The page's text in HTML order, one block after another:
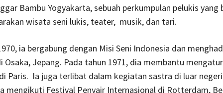
Bambu Yogyakarta, sebuah perkumpulan pelukis yang
wisata seni lukis, teater, musik, dan tari.
ia bergabung dengan Misi Seni Indonesia dan
Osaka, Jepang. Pada tahun 1971, dia membantu
Paris. Ia juga terlibat dalam kegiatan sastra di luar
mengikuti Festival Penyair Internasional di Rotterdam,